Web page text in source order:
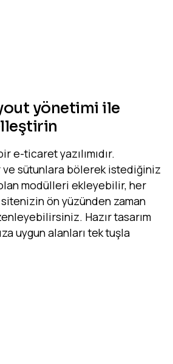
yönetimi ile
e-ticaret yazılımıdır.
ve sütunlara bölerek istediğiniz
modülleri ekleyebilir, her
ön yüzünden zaman
Hazır tasarım
uygun alanları tek tuşla